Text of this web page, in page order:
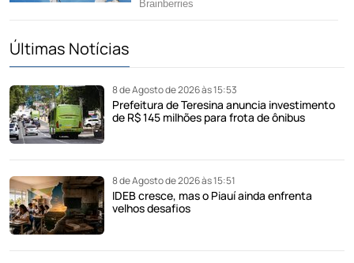
Últimas Notícias
8 de Agosto de 2026 às 15:53
Prefeitura de Teresina anuncia investimento
de R$ 145 milhões para frota de ônibus
8 de Agosto de 2026 às 15:51
IDEB cresce, mas o Piauí ainda enfrenta
velhos desafios